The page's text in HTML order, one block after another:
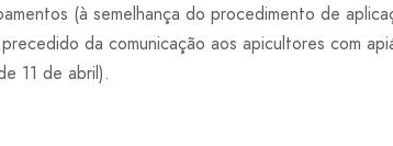
(à semelhança do procedimento de
da comunicação aos apicultores com
11 de abril).